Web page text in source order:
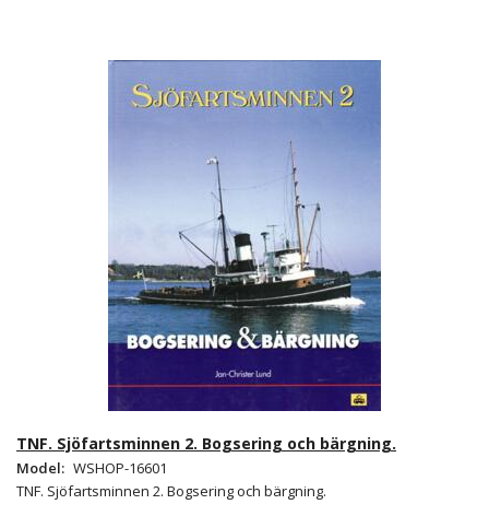
TNF. Sjöfartsminnen 2. Bogsering och bärgning.
Model: WSHOP-16601
TNF. Sjöfartsminnen 2. Bogsering och bärgning.